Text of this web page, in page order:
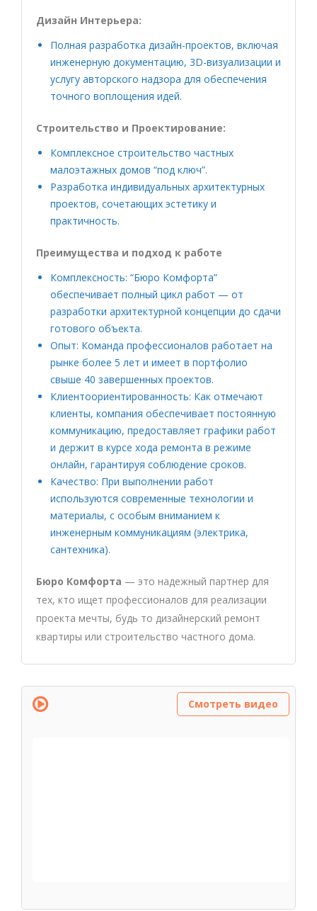
Дизайн Интерьера:
Полная разработка дизайн-проектов, включая
инженерную документацию, 3D-визуализации и
услугу авторского надзора для обеспечения
точного воплощения идей.
Строительство и Проектирование:
Комплексное строительство частных
малоэтажных домов “под ключ”.
Разработка индивидуальных архитектурных
проектов, сочетающих эстетику и
практичность.
Преимущества и подход к работе
Комплексность: “Бюро Комфорта”
обеспечивает полный цикл работ — от
разработки архитектурной концепции до сдачи
готового объекта.
Опыт: Команда профессионалов работает на
рынке более 5 лет и имеет в портфолио
свыше 40 завершенных проектов.
Клиентоориентированность: Как отмечают
клиенты, компания обеспечивает постоянную
коммуникацию, предоставляет графики работ
и держит в курсе хода ремонта в режиме
онлайн, гарантируя соблюдение сроков.
Качество: При выполнении работ
используются современные технологии и
материалы, с особым вниманием к
инженерным коммуникациям (электрика,
сантехника).
Бюро Комфорта — это надежный партнер для
тех, кто ищет профессионалов для реализации
проекта мечты, будь то дизайнерский ремонт
квартиры или строительство частного дома.
Смотреть видео